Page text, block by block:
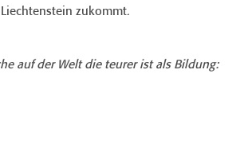
zukommt.
auf der Welt die teurer ist als Bildung: